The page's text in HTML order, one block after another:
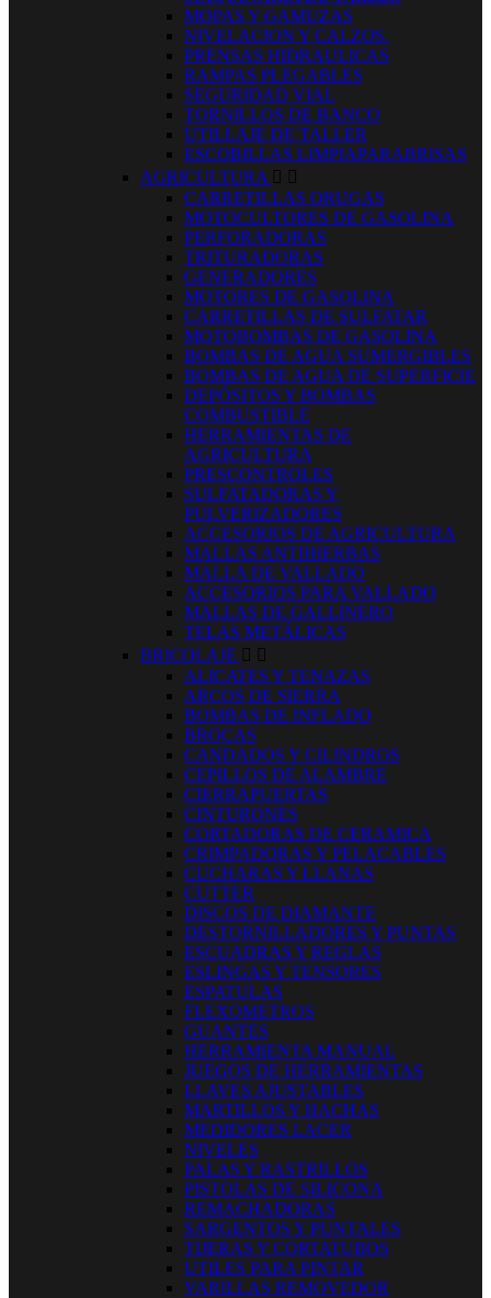
MOPAS Y GAMUZAS
NIVELACION Y CALZOS.
PRENSAS HIDRAULICAS
RAMPAS PLEGABLES
SEGURIDAD VIAL
TORNILLOS DE BANCO
UTILLAJE DE TALLER
ESCOBILLAS LIMPIAPARABRISAS
AGRICULTURA  
CARRETILLAS ORUGAS
MOTOCULTORES DE GASOLINA
PERFORADORAS
TRITURADORAS
GENERADORES
MOTORES DE GASOLINA
CARRETILLAS DE SULFATAR
MOTOBOMBAS DE GASOLINA
BOMBAS DE AGUA SUMERGIBLES
BOMBAS DE AGUA DE SUPERFICIE
DEPÓSITOS Y BOMBAS
COMBUSTIBLE
HERRAMIENTAS DE
AGRICULTURA
PRESCONTROLES
SULFATADORAS Y
PULVERIZADORES
ACCESORIOS DE AGRICULTURA
MALLAS ANTIHIERBAS
MALLA DE VALLADO
ACCESORIOS PARA VALLADO
MALLAS DE GALLINERO
TELAS METÁLICAS
BRICOLAJE  
ALICATES Y TENAZAS
ARCOS DE SIERRA
BOMBAS DE INFLADO
BROCAS
CANDADOS Y CILINDROS
CEPILLOS DE ALAMBRE
CIERRAPUERTAS
CINTURONES
CORTADORAS DE CERAMICA
CRIMPADORAS Y PELACABLES
CUCHARAS Y LLANAS
CUTTER
DISCOS DE DIAMANTE
DESTORNILLADORES Y PUNTAS
ESCUADRAS Y REGLAS
ESLINGAS Y TENSORES
ESPATULAS
FLEXOMETROS
GUANTES
HERRAMIENTA MANUAL
JUEGOS DE HERRAMIENTAS
LLAVES AJUSTABLES
MARTILLOS Y HACHAS
MEDIDORES LACER
NIVELES
PALAS Y RASTRILLOS
PISTOLAS DE SILICONA
REMACHADORAS
SARGENTOS Y PUNTALES
TIJERAS Y CORTATUBOS
UTILES PARA PINTAR
VARILLAS REMOVEDOR